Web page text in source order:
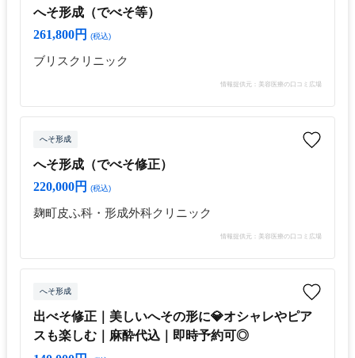
へそ形成（でべそ等）
261,800円
(税込)
ブリスクリニック
情報提供元：美容医療の口コミ広場
へそ形成
へそ形成（でべそ修正）
220,000円
(税込)
麹町皮ふ科・形成外科クリニック
情報提供元：美容医療の口コミ広場
へそ形成
出べそ修正｜美しいへその形に💎オシャレやピア
スも楽しむ｜麻酔代込｜即時予約可◎